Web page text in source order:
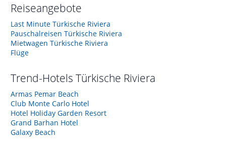
Reiseangebote
Last Minute Türkische Riviera
Pauschalreisen Türkische Riviera
Mietwagen Türkische Riviera
Flüge
Trend-Hotels Türkische Riviera
Armas Pemar Beach
Club Monte Carlo Hotel
Hotel Holiday Garden Resort
Grand Barhan Hotel
Galaxy Beach